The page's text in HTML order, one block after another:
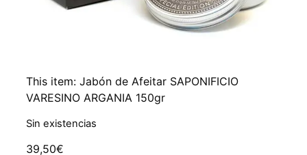
This item: Jabón de Afeitar SAPONIFICIO
VARESINO ARGANIA 150gr
Sin existencias
39,50€